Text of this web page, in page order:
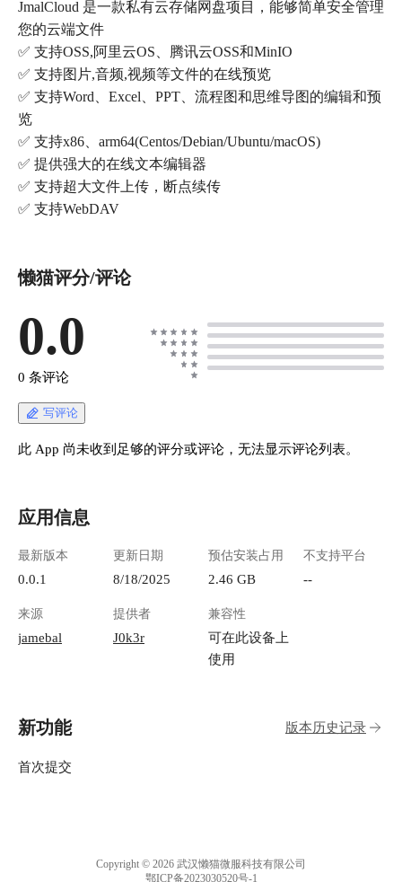
JmalCloud 是一款私有云存储网盘项目，能够简单安全管理
您的云端文件
✅ 支持OSS,阿里云OS、腾讯云OSS和MinIO
✅ 支持图片,音频,视频等文件的在线预览
✅ 支持Word、Excel、PPT、流程图和思维导图的编辑和预
览
✅ 支持x86、arm64(Centos/Debian/Ubuntu/macOS)
✅ 提供强大的在线文本编辑器
✅ 支持超大文件上传，断点续传
✅ 支持WebDAV
懒猫评分/评论
0.0
0 条评论
写评论
此 App 尚未收到足够的评分或评论，无法显示评论列表。
应用信息
最新版本
0.0.1
更新日期
8/18/2025
预估安装占用
2.46 GB
不支持平台
--
来源
jamebal
提供者
J0k3r
兼容性
可在此设备上
使用
新功能 版本历史记录
首次提交
Copyright © 2026 武汉懒猫微服科技有限公司
鄂ICP备2023030520号-1